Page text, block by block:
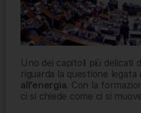
Uno dei capitoli più delicati
riguarda la questione legata
all’energia. Con la
ci si chiede come ci si